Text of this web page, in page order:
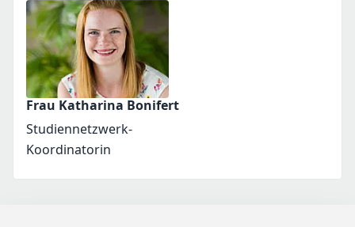
Frau Katharina Bonifert
Studiennetzwerk-
Koordinatorin